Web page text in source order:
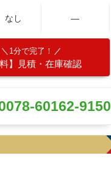
なし ―
1分で完了！
料】見積・在庫確認
60162-9150